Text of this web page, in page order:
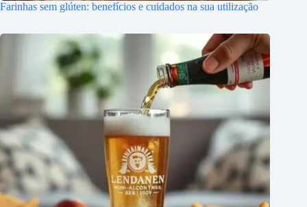
Farinhas sem glúten: benefícios e cuidados na sua utilização